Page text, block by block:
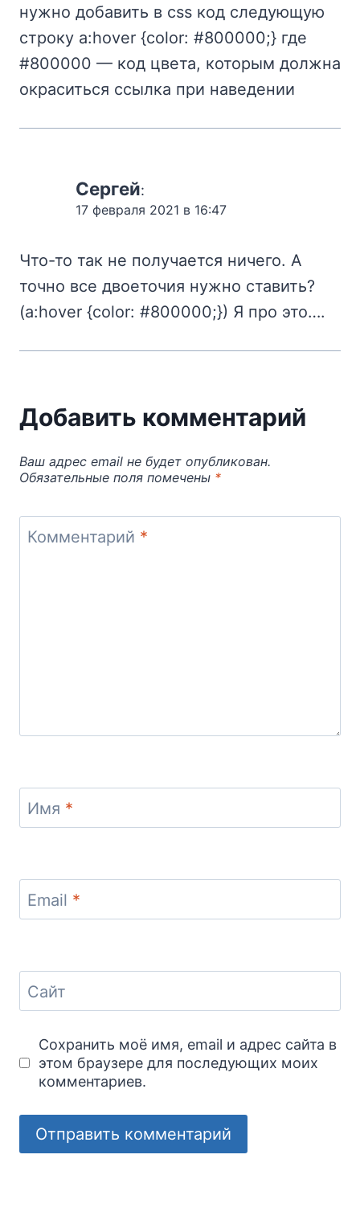
нужно добавить в css код следующую
строку a:hover {color: #800000;} где
#800000 — код цвета, которым должна
окраситься ссылка при наведении
Сергей:
17 февраля 2021 в 16:47
Что-то так не получается ничего. А
точно все двоеточия нужно ставить?
(a:hover {color: #800000;}) Я про это….
Добавить комментарий
Ваш адрес email не будет опубликован.
Обязательные поля помечены *
Комментарий *
Имя *
Email *
Сайт
Сохранить моё имя, email и адрес сайта в
этом браузере для последующих моих
комментариев.